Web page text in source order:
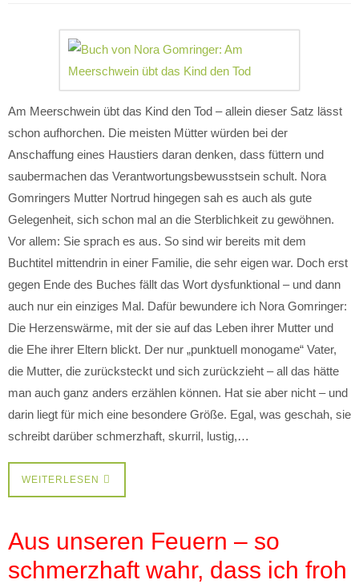
Am Meerschwein übt das Kind den Tod – allein dieser Satz lässt
schon aufhorchen. Die meisten Mütter würden bei der
Anschaffung eines Haustiers daran denken, dass füttern und
saubermachen das Verantwortungsbewusstsein schult. Nora
Gomringers Mutter Nortrud hingegen sah es auch als gute
Gelegenheit, sich schon mal an die Sterblichkeit zu gewöhnen.
Vor allem: Sie sprach es aus. So sind wir bereits mit dem
Buchtitel mittendrin in einer Familie, die sehr eigen war. Doch erst
gegen Ende des Buches fällt das Wort dysfunktional – und dann
auch nur ein einziges Mal. Dafür bewundere ich Nora Gomringer:
Die Herzenswärme, mit der sie auf das Leben ihrer Mutter und
die Ehe ihrer Eltern blickt. Der nur „punktuell monogame“ Vater,
die Mutter, die zurücksteckt und sich zurückzieht – all das hätte
man auch ganz anders erzählen können. Hat sie aber nicht – und
darin liegt für mich eine besondere Größe. Egal, was geschah, sie
schreibt darüber schmerzhaft, skurril, lustig,…
WEITERLESEN
Aus unseren Feuern – so
schmerzhaft wahr, dass ich froh